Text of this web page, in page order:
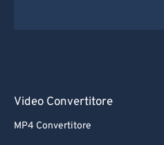
Video Convertitore
MP4 Convertitore